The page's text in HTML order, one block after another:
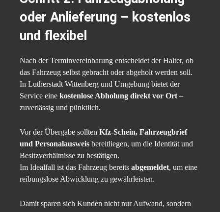
oder Anlieferung – kostenlos
und flexibel
Nach der Terminvereinbarung entscheidet der Halter, ob
das Fahrzeug selbst gebracht oder abgeholt werden soll.
In Lutherstadt Wittenberg und Umgebung bietet der
Service eine kostenlose Abholung direkt vor Ort –
zuverlässig und pünktlich.
Vor der Übergabe sollten Kfz-Schein, Fahrzeugbrief
und Personalausweis bereitliegen, um die Identität und
Besitzverhältnisse zu bestätigen.
Im Idealfall ist das Fahrzeug bereits abgemeldet, um eine
reibungslose Abwicklung zu gewährleisten.
Damit sparen sich Kunden nicht nur Aufwand, sondern